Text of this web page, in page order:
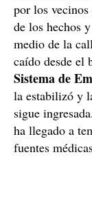
por los
de los hechos
medio de la
caído desde el
Sistema de
la estabilizó y
sigue
ha llegado a
fuentes